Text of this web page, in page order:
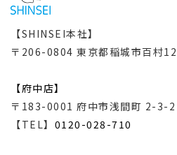
【SHINSEI本社】
〒206-0804 東京都稲城市百村
【府中店】
〒183-0001 府中市浅間町 2-3-2
【TEL】 0120-028-710